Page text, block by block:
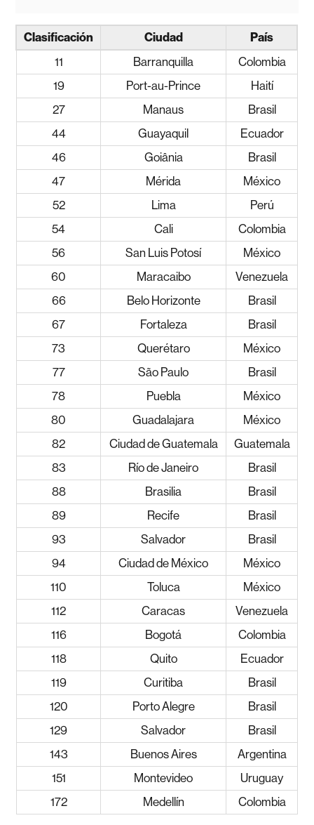
Clasificación Ciudad
País
11
Barranquilla
Colombia
19
Port-au-Prince
Haití
27
Manaus
Brasil
44
Guayaquil
Ecuador
46
Goiânia
Brasil
47
Mérida
México
52
Lima
Perú
54
Cali
Colombia
56
San Luis Potosí
México
60
Maracaibo
Venezuela
66
Belo Horizonte
Brasil
67
Fortaleza
Brasil
73
Querétaro
México
77
São Paulo
Brasil
78
Puebla
México
80
Guadalajara
México
82
Ciudad de Guatemala
Guatemala
83
Río de Janeiro
Brasil
88
Brasilia
Brasil
89
Recife
Brasil
93
Salvador
Brasil
94
Ciudad de México
México
110
Toluca
México
112
Caracas
Venezuela
116
Bogotá
Colombia
118
Quito
Ecuador
119
Curitiba
Brasil
120
Porto Alegre
Brasil
129
Salvador
Brasil
143
Buenos Aires
Argentina
151
Montevideo
Uruguay
172
Medellín Colombia